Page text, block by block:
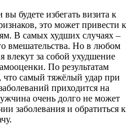
будете избегать визита к
это может привести к
В самых худших случаях –
вмешательства. Но в любом
влекут за собой ухудшение
По результатам
что самый тяжёлый удар при
приходится на
очень долго не может
заболевания и обратиться к